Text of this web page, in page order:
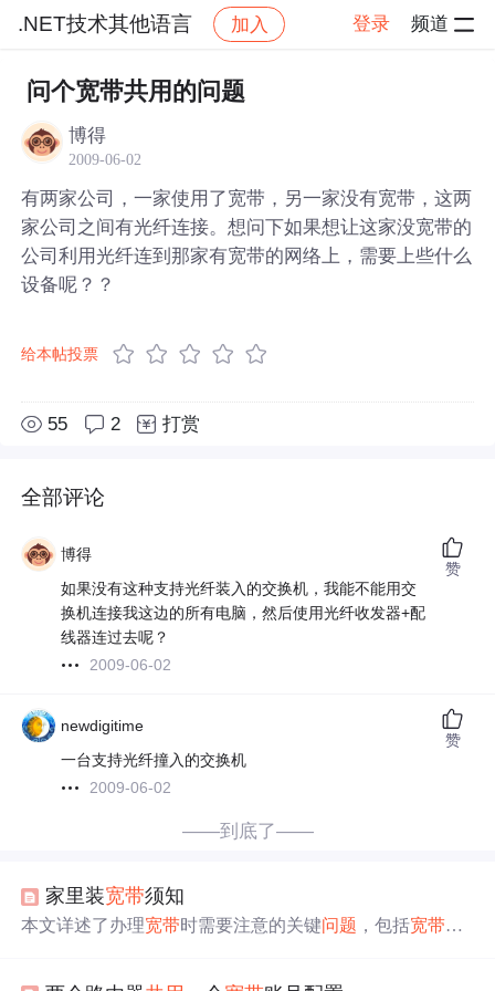
.NET技术其他语言 加入 登录 频道
社区 .NET技术其他语言
问个宽带共用的问题
博得
2009-06-02
有两家公司，一家使用了宽带，另一家没有宽带，这两
家公司之间有光纤连接。想问下如果想让这家没宽带的
公司利用光纤连到那家有宽带的网络上，需要上些什么
设备呢？？
给本帖投票
55 2 打赏
全部评论
博得
如果没有这种支持光纤装入的交换机，我能不能用交
换机连接我这边的所有电脑，然后使用光纤收发器+配
线器连过去呢？
2009-06-02
赞
newdigitime
一台支持光纤撞入的交换机
2009-06-02
赞
——到底了——
家里装宽带须知
本文详述了办理宽带时需要注意的关键问题 ，包括宽带类